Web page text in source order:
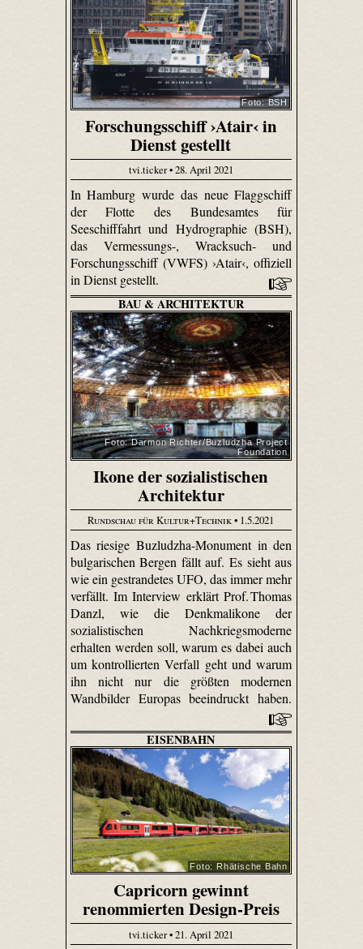
Foto: BSH
Forschungsschiff ›Atair‹ in
Dienst gestellt
tvi.ticker • 28. April 2021
In Hamburg wurde das neue Flaggschiff
der Flotte des Bundesamtes für
Seeschifffahrt und Hydrographie (BSH),
das Vermessungs-, Wracksuch- und
Forschungsschiff (VWFS) ›Atair‹, offiziell
in Dienst gestellt.
BAU & ARCHITEKTUR
Foto: Darmon Richter/Buzludzha Project
Foundation
Ikone der sozialistischen
Architektur
Rundschau für Kultur+Technik• 1.5.2021
Das riesige Buzludzha-Monument in den
bulgarischen Bergen fällt auf. Es sieht aus
wie ein gestrandetes UFO, das immer mehr
verfällt. Im Interview erklärt Prof. Thomas
Danzl, wie die Denkmalikone der
sozialistischen Nachkriegsmoderne
erhalten werden soll, warum es dabei auch
um kontrollierten Verfall geht und warum
ihn nicht nur die größten modernen
Wandbilder Europas beeindruckt haben.
EISENBAHN
Foto: Rhätische Bahn
Capricorn gewinnt
renommierten Design-Preis
tvi.ticker • 21. April 2021